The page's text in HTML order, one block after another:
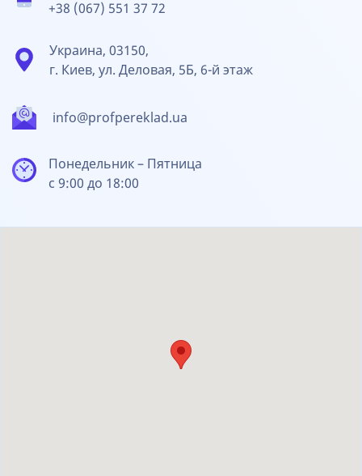
+38 (067) 551 37 72
info@profpereklad.ua
Украина, 03150,
г. Киев, ул. Деловая, 5Б, 6-й этаж
Понедельник – Пятница
с 9:00 до 18:00